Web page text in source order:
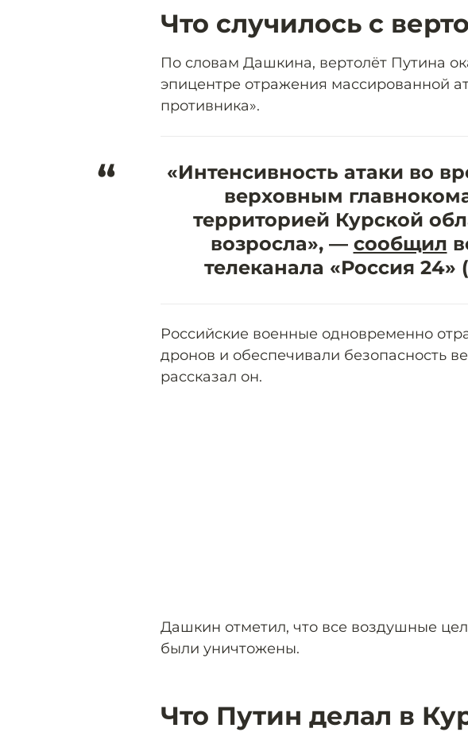
Что случилось с
По словам Дашкина, вертолёт Путина
эпицентре отражения массированной
противника».
“
«Интенсивность атаки во
верховным
территорией Курской
возросла», — сообщил
телеканала «Россия 24»
Российские военные одновременно
дронов и обеспечивали безопасность
рассказал он.
Дашкин отметил, что все воздушные
были уничтожены.
Что Путин делал в